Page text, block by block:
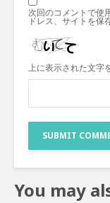
次回のコメントで使
ドレス、サイトを保
上に表示された文字
You may